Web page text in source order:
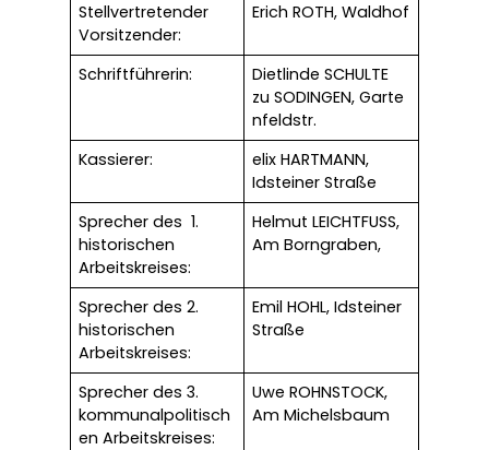
Stellvertretender
Vorsitzender:
Erich ROTH, Waldhof
Schriftführerin:
Dietlinde SCHULTE
zu SODINGEN, Garte
nfeldstr.
Kassierer:
elix HARTMANN,
Idsteiner Straße
Sprecher des 1.
historischen
Arbeitskreises:
Helmut LEICHTFUSS,
Am Borngraben,
Sprecher des 2.
historischen
Arbeitskreises:
Emil HOHL, Idsteiner
Straße
Sprecher des 3.
kommunalpolitisch
en Arbeitskreises:
Uwe ROHNSTOCK,
Am Michelsbaum